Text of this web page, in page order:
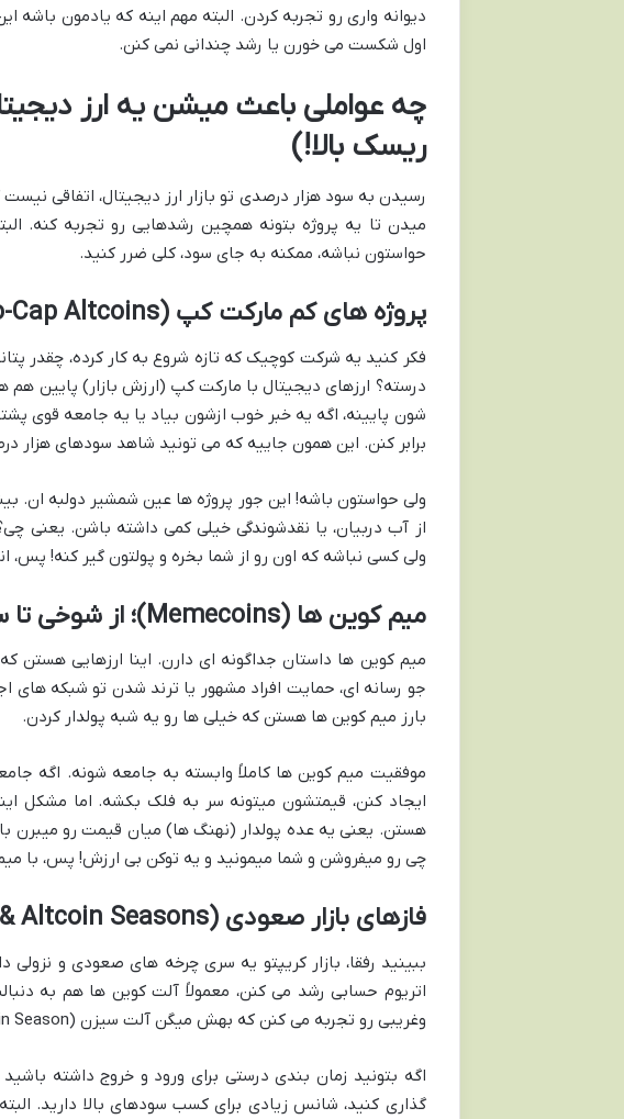
دیوانه واری رو تجربه کردن. البته مهم اینه که یادمون باشه
اول شکست می خورن یا رشد چندانی نمی کنن.
چه عواملی باعث میشن یه ارز
ریسک بالا!)
رسیدن به سود هزار درصدی تو بازار ارز دیجیتال، اتفاقی
میدن تا یه پروژه بتونه همچین رشدهایی رو تجربه کنه.
حواستون نباشه، ممکنه به جای سود، کلی ضرر کنید.
پروژه های کم مارکت کپ (Micro-Cap & Nano-Cap Altcoins)
فکر کنید یه شرکت کوچیک که تازه شروع به کار کرده، چقدر
درسته؟ ارزهای دیجیتال با مارکت کپ (ارزش بازار) پایین
شون پایینه، اگه یه خبر خوب ازشون بیاد یا یه جامعه قوی
برابر کنن. این همون جاییه که می تونید شاهد سودهای هزار
از آب دربیان، یا نقدشوندگی خیلی کمی داشته باشن. یعنی
ولی کسی نباشه که اون رو از شما بخره و پولتون گیر کنه!
میم کوین ها (Memecoins)؛ از شوخی تا سود میلیونی
میم کوین ها داستان جداگونه ای دارن. اینا ارزهایی هستن
جو رسانه ای، حمایت افراد مشهور یا ترند شدن تو شبکه های
بارز میم کوین ها هستن که خیلی ها رو یه شبه پولدار کردن.
موفقیت میم کوین ها کاملاً وابسته به جامعه شونه. اگه
ایجاد کنن، قیمتشون میتونه سر به فلک بکشه. اما مشکل
هستن. یعنی یه عده پولدار (نهنگ ها) میان قیمت رو میبرن
چی رو میفروشن و شما میمونید و یه توکن بی ارزش! پس، با میم
فازهای بازار صعودی (Bull Markets & Altcoin Seasons)
اتریوم حسابی رشد می کنن، معمولاً آلت کوین ها هم به
وغریبی رو تجربه می کنن که بهش میگن آلت سیزن (Altcoin Season).
اگه بتونید زمان بندی درستی برای ورود و خروج داشته
گذاری کنید، شانس زیادی برای کسب سودهای بالا دارید.